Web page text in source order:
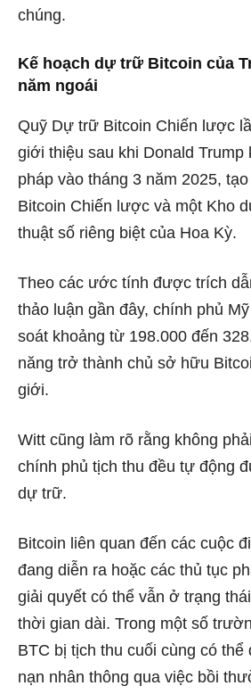
chúng.
Kế hoạch dự trữ Bitcoin của
năm ngoái
Quỹ Dự trữ Bitcoin Chiến lược
giới thiệu sau khi Donald Trump
pháp vào tháng 3 năm 2025,
Bitcoin Chiến lược và một Kho
thuật số riêng biệt của Hoa Kỳ.
Theo các ước tính được trích
thảo luận gần đây, chính phủ
soát khoảng từ 198.000 đến
năng trở thành chủ sở hữu
giới.
Witt cũng làm rõ rằng không
chính phủ tịch thu đều tự động
dự trữ.
Bitcoin liên quan đến các cuộc
đang diễn ra hoặc các thủ tục
giải quyết có thể vẫn ở trạng
thời gian dài. Trong một số
BTC bị tịch thu cuối cùng có
nạn nhân thông qua việc bồi